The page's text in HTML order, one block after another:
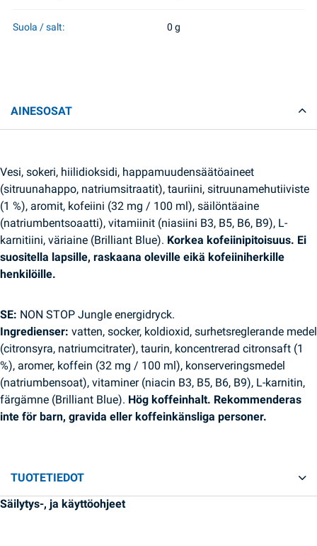
Suola / salt: 0 g
AINESOSAT
Vesi, sokeri, hiilidioksidi, happamuudensäätöaineet
(sitruunahappo, natriumsitraatit), tauriini, sitruunamehutiiviste
(1 %), aromit, kofeiini (32 mg / 100 ml), säilöntäaine
(natriumbentsoaatti), vitamiinit (niasiini B3, B5, B6, B9), L-
karnitiini, väriaine (Brilliant Blue). Korkea kofeiinipitoisuus. Ei
suositella lapsille, raskaana oleville eikä kofeiiniherkille
henkilöille.
SE: NON STOP Jungle energidryck.
Ingredienser: vatten, socker, koldioxid, surhetsreglerande medel
(citronsyra, natriumcitrater), taurin, koncentrerad citronsaft (1
%), aromer, koffein (32 mg / 100 ml), konserveringsmedel
(natriumbensoat), vitaminer (niacin B3, B5, B6, B9), L-karnitin,
färgämne (Brilliant Blue). Hög koffeinhalt. Rekommenderas
inte för barn, gravida eller koffeinkänsliga personer.
TUOTETIEDOT
Säilytys-, ja käyttöohjeet